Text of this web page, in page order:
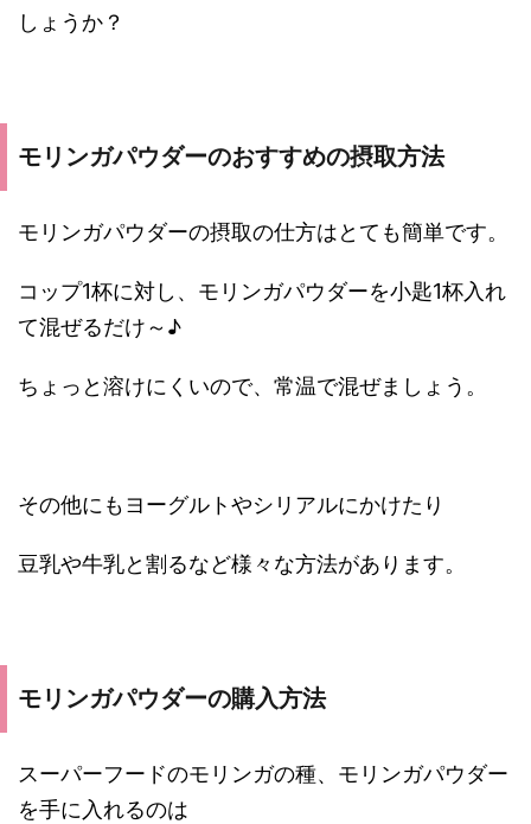
しょうか？
モリンガパウダーのおすすめの摂取方法
モリンガパウダーの摂取の仕方はとても簡単です。
コップ1杯に対し、モリンガパウダーを小匙1杯入れ
て混ぜるだけ～♪
ちょっと溶けにくいので、常温で混ぜましょう。
その他にもヨーグルトやシリアルにかけたり
豆乳や牛乳と割るなど様々な方法があります。
モリンガパウダーの購入方法
スーパーフードのモリンガの種、モリンガパウダー
を手に入れるのは